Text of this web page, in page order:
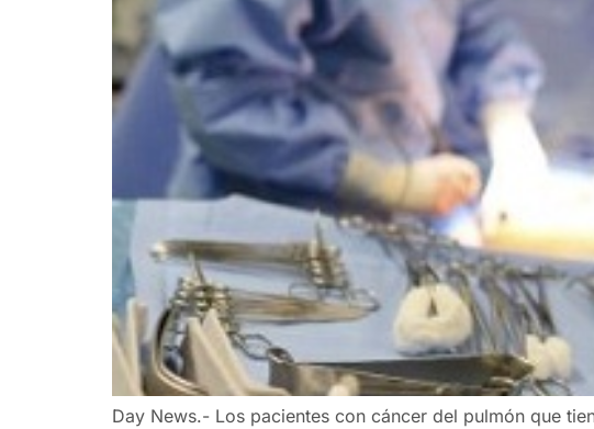
Day News.- Los pacientes con cáncer del pulmón que